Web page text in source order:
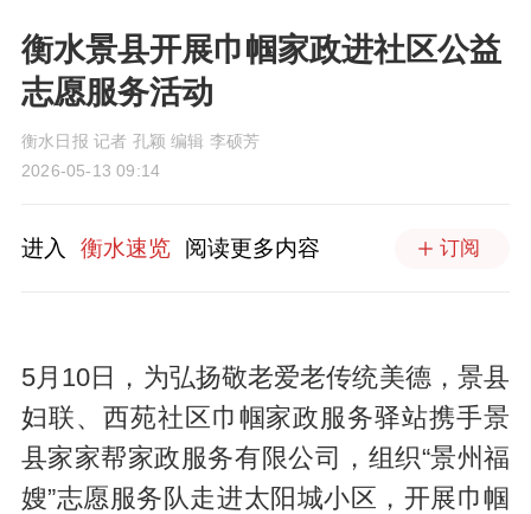
衡水景县开展巾帼家政进社区公益
志愿服务活动
衡水日报 记者 孔颖 编辑 李硕芳
2026-05-13 09:14
进入 衡水速览 阅读更多内容 订阅
5月10日，为弘扬敬老爱老传统美德，景县
妇联、西苑社区巾帼家政服务驿站携手景
县家家帮家政服务有限公司，组织“景州福
嫂”志愿服务队走进太阳城小区，开展巾帼